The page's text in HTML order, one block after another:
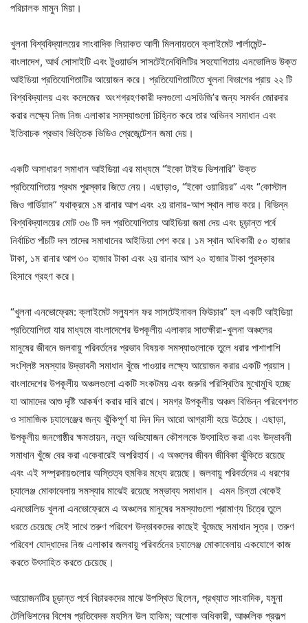
পরিচালক মামুন মিয়া।
খুলনা বিশ্ববিদ্যালয়ের সাংবাদিক লিয়াকত আলী মিলনায়তনে ক্লাইমেট পার্লামেন্ট-
বাংলাদেশ, আর্থ সোসাইটি এবং টুওয়ার্ডস সাসটেইনেবিলিটির সহযোগিতায় এনভোলিড উক্ত
আইডিয়া প্রতিযোগিতাটির আয়োজন করে। প্রতিযোগিতাটিতে খুলনা বিভাগের প্রায় ২২ টি
বিশ্ববিদ্যালয় এবং কলেজের অংশগ্রহণকারী দলগুলো এসডিজি’র জন্য সমর্থন জোরদার
করার লক্ষ্যে নিজ নিজ এলাকার সমস্যাগুলো চিহ্নিত করে তার অভিনব সমাধান এবং
ইতিবাচক প্রভাব ভিত্তিক ভিডিও প্রেজেন্টেশন জমা দেয়।
একটি অসাধারণ সমাধান আইডিয়া এর মাধ্যমে “ইকো টাইড ভিশনারি” উক্ত
প্রতিযোগিতায় প্রথম পুরস্কার জিতে নেয়। এছাড়াও, “ইকো ওয়ারিয়র” এবং “কোস্টাল
জিও গার্ডিয়ান” যথাক্রমে ১ম রানার আপ এবং ২য় রানার-আপ স্থান লাভ করে। বিভিন্ন
বিশ্ববিদ্যালয়ের মোট ৩৬ টি দল প্রতিযোগিতায় আইডিয়া জমা দেয় এবং চূড়ান্ত পর্বে
নির্বাচিত পাঁচটি দল তাদের সমাধানের আইডিয়া পেশ করে। ১ম স্থান অধিকারী ৫০ হাজার
টাকা, ১ম রানার আপ ৩০ হাজার টাকা এবং ২য় রানার আপ ২০ হাজার টাকা পুরস্কার
হিসাবে গ্রহণ করে।
“খুলনা এনভোফ্রেম: ক্লাইমেট সল্যুশন ফর সাসটেইনাবল ফিউচার” হল একটি আইডিয়া
প্রতিযোগিতা যার মাধ্যমে বাংলাদেশের উপকূলীয় এলাকার সাতক্ষীরা-খুলনা অঞ্চলের
মানুষের জীবনে জলবায়ু পরিবর্তনের প্রভাব বিষয়ক সমস্যাগুলোকে তুলে ধরার পাশাপাশি
সংশ্লিষ্ট সমস্যার উদ্ভাবনী সমাধান খুঁজে পাওয়ার লক্ষ্যে আয়োজন করার একটি প্রয়াস।
বাংলাদেশের উপকূলীয় অঞ্চলগুলো একটি সংকটময় এবং জরুরি পরিস্থিতির মুখোমুখি হচ্ছে
যা আমাদের আশু দৃষ্টি আকর্ষণ করার দাবি রাখে। সমগ্র উপকূলীয় অঞ্চল বিভিন্ন পরিবেশগত
ও সামাজিক চ্যালেঞ্জের জন্য ঝুঁকিপূর্ণ যা দিন দিন আরো আগ্রাসী হয়ে উঠেছে। এছাড়া,
উপকূলীয় জনগোষ্ঠীর ক্ষমতায়ন, নতুন অভিযোজন কৌশলকে উৎসাহিত করা এবং উদ্ভাবনী
সমাধান খুঁজে বের করা একেবারেই অপরিহার্য। এ অঞ্চলের জীবন জীবিকা ঝুঁকিতে রয়েছে
এবং এই সম্প্রদায়গুলোর অস্তিত্ব হুমকির মধ্যে রয়েছে। জলবায়ু পরিবর্তনের এ ধরণের
চ্যালেঞ্জ মোকাবেলায় সমস্যার মাঝেই রয়েছে সম্ভাব্য সমাধান। এমন চিন্তা থেকেই
এনভোলিড খুলনা এনভোফ্রেমে এ অঞ্চলের মানুষের সমস্যাগুলো প্রামাণ্য চিত্রে তুলে
ধরতে চেয়েছে সেই সাথে তরুণ পরিবেশ উদ্ভাবকদের কাছেই খুঁজেছে সমাধান সূত্র। তরুণ
পরিবেশ যোদ্ধাদের নিজ এলাকার জলবায়ু পরিবর্তনের চ্যালেঞ্জ মোকাবেলায় একযোগে কাজ
করতে উৎসাহিত করতে চেয়েছে।
আয়োজনটির চূড়ান্ত পর্বে বিচারকদের মাঝে উপস্থিত ছিলেন, প্রখ্যাত সাংবাদিক, যমুনা
টেলিভিশনের বিশেষ প্রতিবেদক মহসিন উল হাকিম; অশোক অধিকারী, আঞ্চলিক প্রকল্প